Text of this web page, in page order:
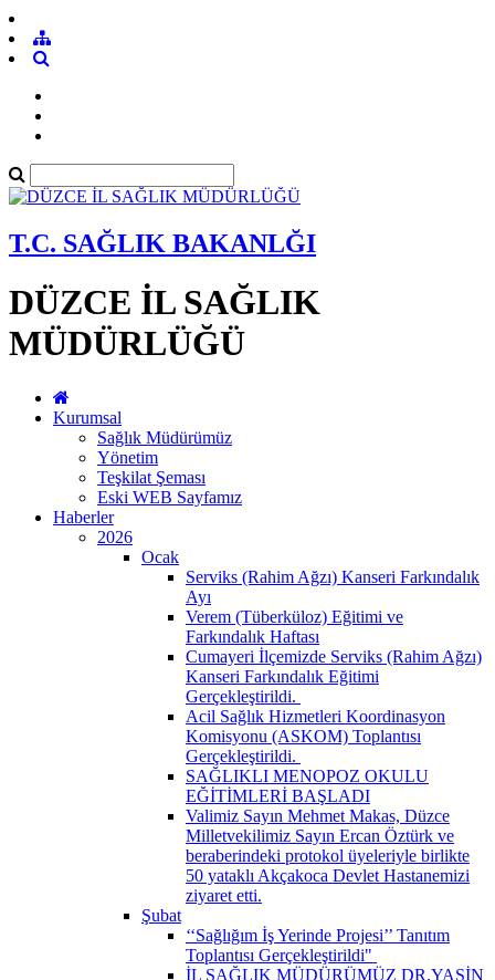
T.C. SAĞLIK BAKANLĞI
DÜZCE İL SAĞLIK
MÜDÜRLÜĞÜ
Kurumsal
Sağlık Müdürümüz
Yönetim
Teşkilat Şeması
Eski WEB Sayfamız
Haberler
2026
Ocak
Serviks (Rahim Ağzı) Kanseri Farkındalık
Ayı
Verem (Tüberküloz) Eğitimi ve
Farkındalık Haftası
Cumayeri İlçemizde Serviks (Rahim Ağzı)
Kanseri Farkındalık Eğitimi
Gerçekleştirildi. ​
Acil Sağlık Hizmetleri Koordinasyon
Komisyonu (ASKOM) Toplantısı
Gerçekleştirildi. ​
SAĞLIKLI MENOPOZ OKULU
EĞİTİMLERİ BAŞLADI
Valimiz Sayın Mehmet Makas, Düzce
Milletvekilimiz Sayın Ercan Öztürk ve
beraberindeki protokol üyeleriyle birlikte
50 yataklı Akçakoca Devlet Hastanemizi
ziyaret etti.
Şubat
‘‘Sağlığım İş Yerinde Projesi’’ Tanıtım
Toplantısı Gerçekleştirildi" ​
İL SAĞLIK MÜDÜRÜMÜZ DR.YASİN